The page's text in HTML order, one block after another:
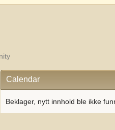
Calendar
Beklager, nytt innhold ble ikke